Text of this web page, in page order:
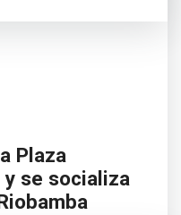
Plaza
y se socializa